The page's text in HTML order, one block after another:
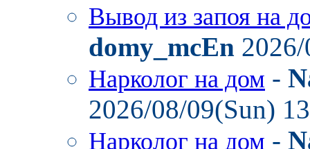
Вывод из запоя на
domy_mcEn
Нарколог на дом -
2026/08/09(Sun)
Нарколог на дом -